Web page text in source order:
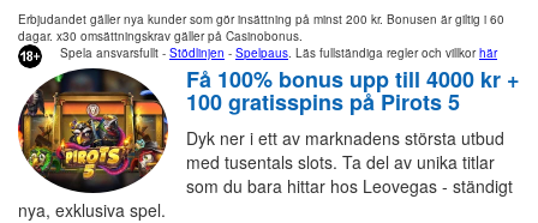
Erbjudandet gäller nya kunder som gör insättning på minst 200 kr. Bonusen är giltig i 60
dagar. x30 omsättningskrav gäller på Casinobonus.
Spela ansvarsfullt - Stödlinjen - Spelpaus. Läs fullständiga regler och villkorhär
Få 100% bonus upp till 4000 kr +
100 gratisspins på Pirots 5
Dyk ner i ett av marknadens största utbud
med tusentals slots. Ta del av unika titlar
som du bara hittar hos Leovegas - ständigt
nya, exklusiva spel.